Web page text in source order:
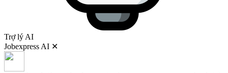
Trợ lý AI
Jobexpress AI ✕